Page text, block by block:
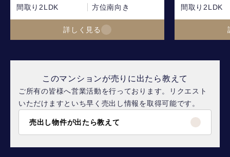
間取り2LDK 方位南向き
詳しく見る
間取り2LDK
このマンションが売りに出たら教えて
ご所有の皆様へ営業活動を行っております。リクエスト
いただけますといち早く売出し情報を取得可能です。
売出し物件が出たら教えて